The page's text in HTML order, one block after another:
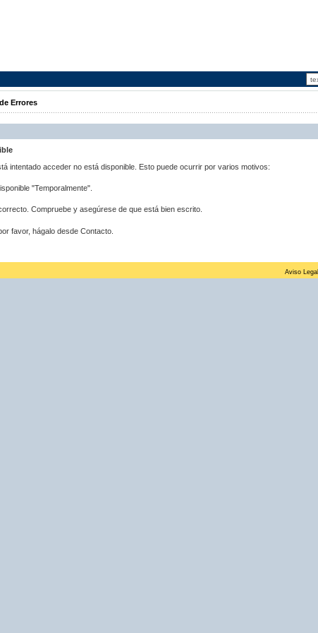
Errores
intentado acceder no está disponible. Esto puede ocurrir por varios motivos:
"Temporalmente".
Compruebe y asegúrese de que está bien escrito.
favor, hágalo desde Contacto.
Aviso Legal